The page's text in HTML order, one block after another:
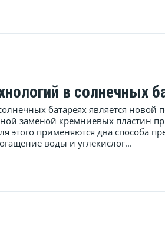
в солнечных
батареях является новой
заменой кремниевых пластин
этого применяются два способа
воды и углекислог...